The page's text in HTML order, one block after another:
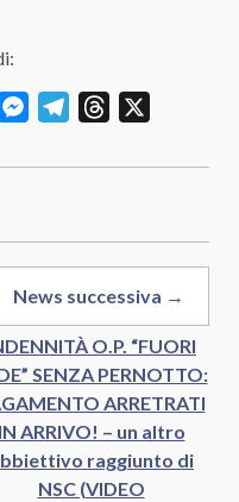
Gmail MessengerTelegramThreads
News successiva →
O.P. “FUORI
SENZA PERNOTTO:
ARRETRATI
IN ARRIVO! – un altro
raggiunto di
NSC (VIDEO